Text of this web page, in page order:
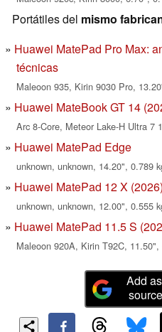
Portátiles del mismo
Huawei MatePad Pro Max:
técnicas
Maleoon 935, Kirin 9030 Pro,
Huawei MateBook GT 14
Arc 8-Core, Meteor Lake-H Ultra 7
Huawei MatePad Edge
unknown, unknown, 14.20", 0.789
Huawei MatePad 12 X (2026)
unknown, unknown, 12.00", 0.555
Huawei MatePad 11.5 S
Maleoon 920A, Kirin T92C, 11.50",
Add